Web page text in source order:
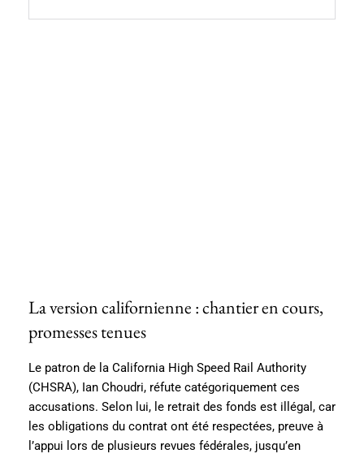
La version californienne : chantier en cours,
promesses tenues
Le patron de la California High Speed Rail Authority
(CHSRA), Ian Choudri, réfute catégoriquement ces
accusations. Selon lui, le retrait des fonds est illégal, car
les obligations du contrat ont été respectées, preuve à
l’appui lors de plusieurs revues fédérales, jusqu’en